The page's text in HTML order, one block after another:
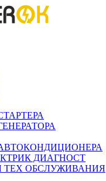
ДИАГНОСТ
ТЕХ ОБСЛУЖИВАНИЯ